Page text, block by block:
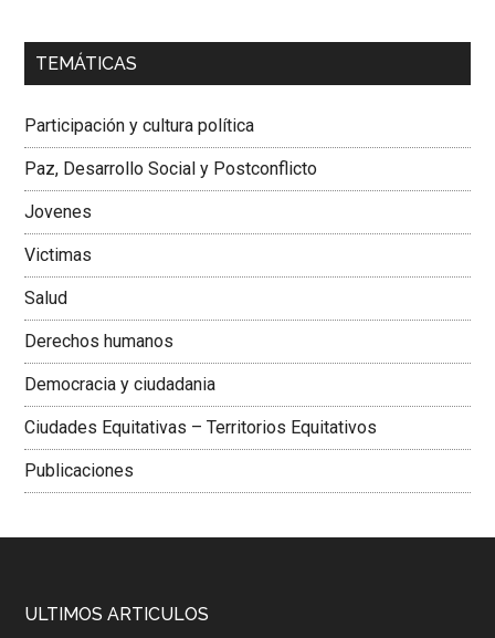
00:00 01:04
Dra. Carolina Corcho Mejía,Presidenta Corporación
Colombiana
TEMÁTICAS
Participación y cultura política
Paz, Desarrollo Social y Postconflicto
Jovenes
Victimas
Salud
Derechos humanos
Democracia y ciudadania
Ciudades Equitativas – Territorios Equitativos
Publicaciones
ULTIMOS ARTICULOS